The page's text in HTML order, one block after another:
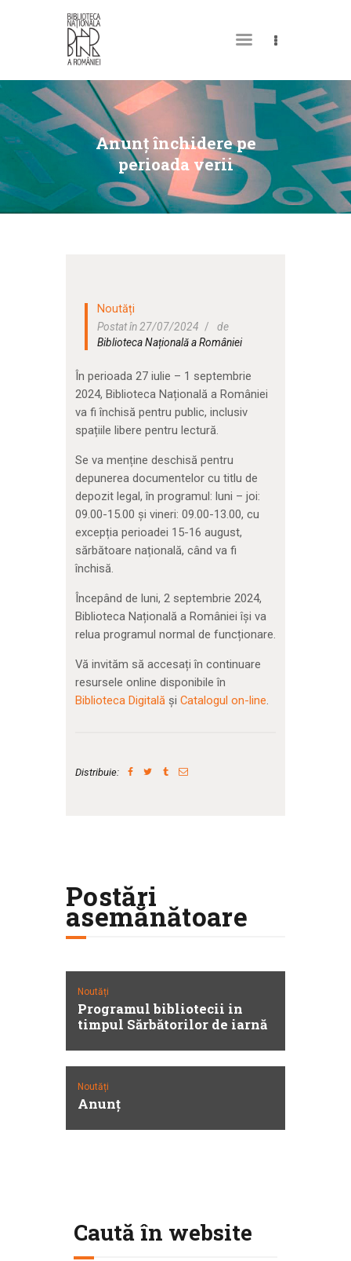
Anunţ închidere pe
perioada verii
DESPRE NOI
PERMISUL MEU DE
BIBLIOTECĂ
CATALOAGE ȘI
COLECȚII
SPAȚII
NOUTĂȚI
Noutăți
Postat în 27/07/2024
de
Biblioteca Națională a României
În perioada 27 iulie – 1 septembrie
2024, Biblioteca Națională a României
va fi închisă pentru public, inclusiv
spațiile libere pentru lectură.
Se va menține deschisă pentru
depunerea documentelor cu titlu de
depozit legal, în programul: luni – joi:
09.00-15.00 și vineri: 09.00-13.00, cu
excepția perioadei 15-16 august,
sărbătoare națională, când va fi
închisă.
Începând de luni, 2 septembrie 2024,
Biblioteca Națională a României își va
relua programul normal de funcționare.
Vă invităm să accesați în continuare
resursele online disponibile în
Biblioteca Digitalăși Catalogul on-line.
Distribuie:
Postări
asemănătoare
Noutăți
Programul bibliotecii in
timpul Sărbătorilor de iarnă
Noutăți
Anunţ
Caută în website